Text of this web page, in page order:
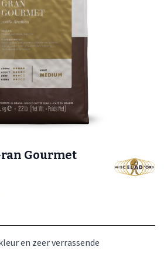
Gourmet
en zeer verrassende